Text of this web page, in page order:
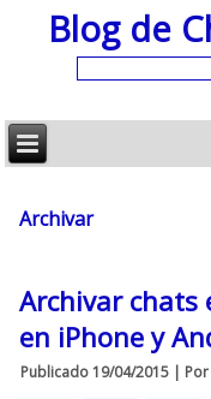
Blog de
Archivar
Archivar chats
en iPhone y
Publicado 19/04/2015 | Por